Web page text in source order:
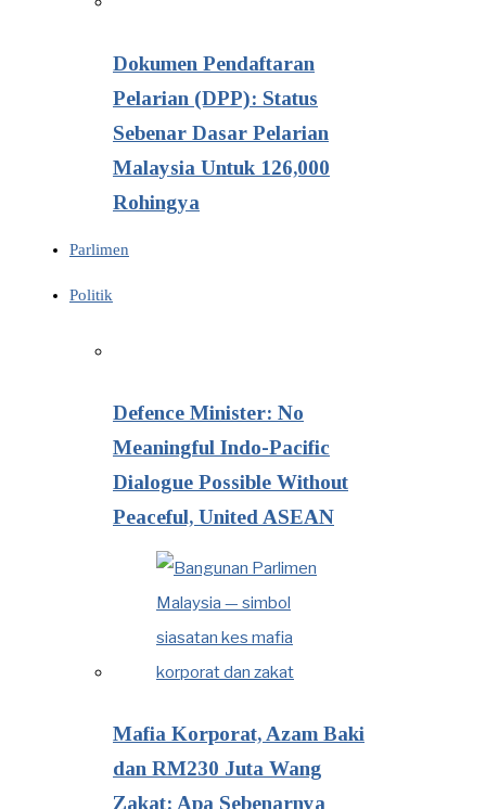
Dokumen Pendaftaran
Pelarian (DPP): Status
Sebenar Dasar Pelarian
Malaysia Untuk 126,000
Rohingya
Parlimen
Politik
Defence Minister: No
Meaningful Indo-Pacific
Dialogue Possible Without
Peaceful, United ASEAN
Mafia Korporat, Azam Baki
dan RM230 Juta Wang
Zakat: Apa Sebenarnya